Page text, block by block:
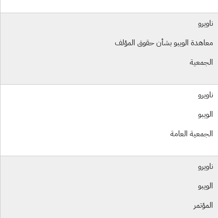
الويبو بشأن حقوق المؤلف
العامة